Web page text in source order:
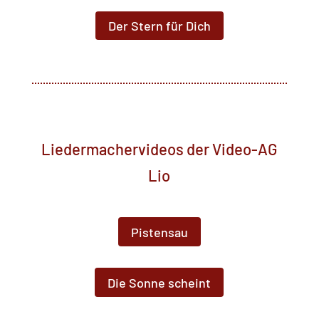
Der Stern für Dich
Liedermachervideos der Video-AG
Lio
Pistensau
Die Sonne scheint